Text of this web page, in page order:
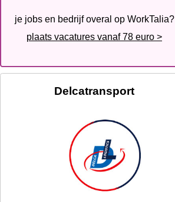
je jobs en bedrijf overal op WorkTalia?
plaats vacatures vanaf 78 euro >
Delcatransport